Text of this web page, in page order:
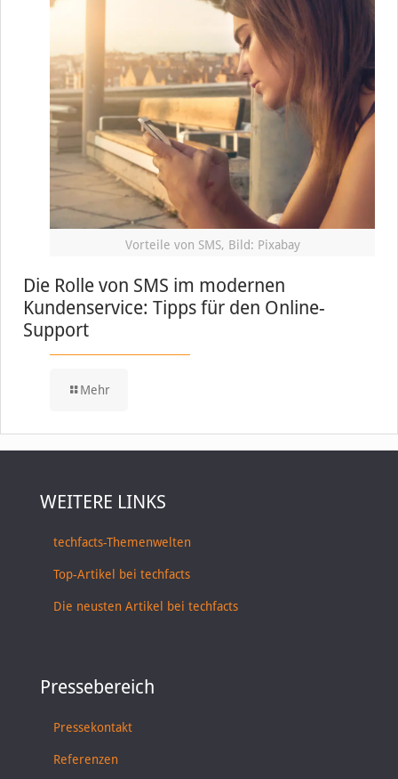
Vorteile von SMS, Bild: Pixabay
Die Rolle von SMS im modernen
Kundenservice: Tipps für den Online-
Support
Mehr
WEITERE LINKS
techfacts-Themenwelten
Top-Artikel bei techfacts
Die neusten Artikel bei techfacts
Pressebereich
Pressekontakt
Referenzen